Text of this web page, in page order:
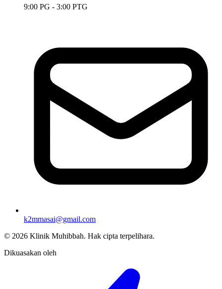
9:00 PG - 3:00 PTG
k2mmasai@gmail.com
© 2026 Klinik Muhibbah. Hak cipta terpelihara.
Dikuasakan oleh